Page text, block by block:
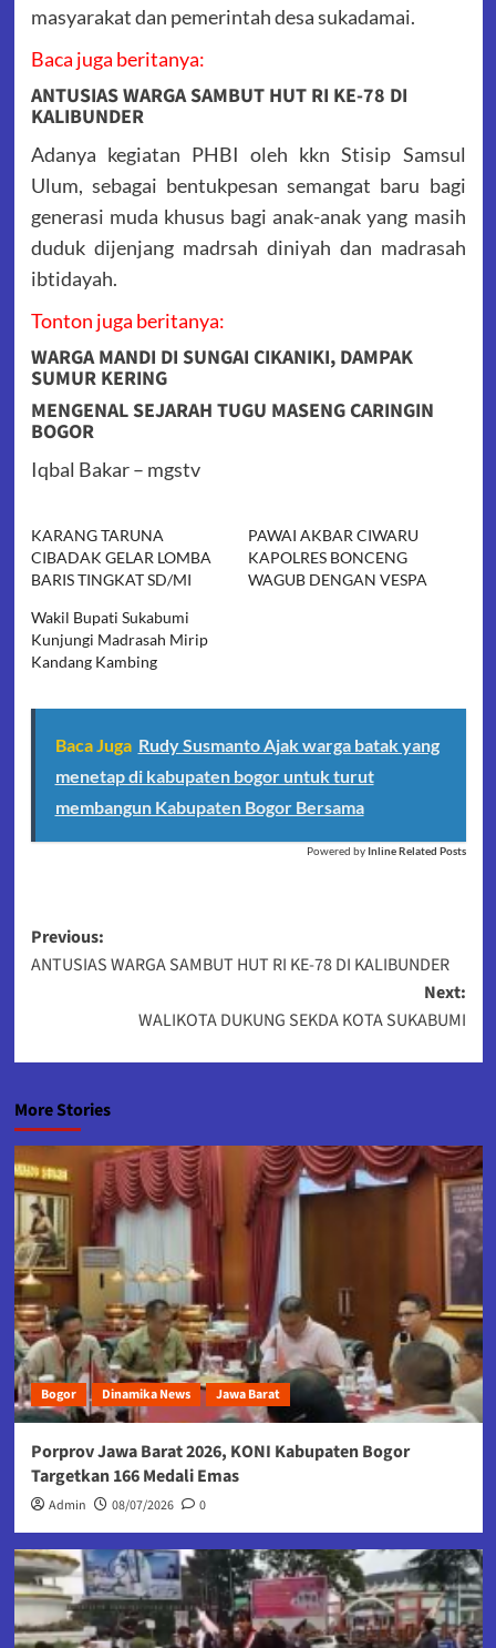
masyarakat dan pemerintah desa sukadamai.
Baca juga beritanya:
ANTUSIAS WARGA SAMBUT HUT RI KE-78 DI
KALIBUNDER
Adanya kegiatan PHBI oleh kkn Stisip Samsul
Ulum, sebagai bentukpesan semangat baru bagi
generasi muda khusus bagi anak-anak yang masih
duduk dijenjang madrsah diniyah dan madrasah
ibtidayah.
Tonton juga beritanya:
WARGA MANDI DI SUNGAI CIKANIKI, DAMPAK
SUMUR KERING
MENGENAL SEJARAH TUGU MASENG CARINGIN
BOGOR
Iqbal Bakar – mgstv
KARANG TARUNA
CIBADAK GELAR LOMBA
BARIS TINGKAT SD/MI
PAWAI AKBAR CIWARU
KAPOLRES BONCENG
WAGUB DENGAN VESPA
Wakil Bupati Sukabumi
Kunjungi Madrasah Mirip
Kandang Kambing
Baca Juga Rudy Susmanto Ajak warga batak yang
menetap di kabupaten bogor untuk turut
membangun Kabupaten Bogor Bersama
Powered by Inline Related Posts
Post
navigation
Previous:
ANTUSIAS WARGA SAMBUT HUT RI KE-78 DI KALIBUNDER
Next:
WALIKOTA DUKUNG SEKDA KOTA SUKABUMI
More Stories
Bogor Dinamika News Jawa Barat
Porprov Jawa Barat 2026, KONI Kabupaten Bogor
Targetkan 166 Medali Emas
Admin 08/07/2026 0